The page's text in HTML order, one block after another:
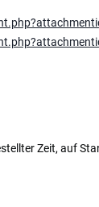
Zeit, auf